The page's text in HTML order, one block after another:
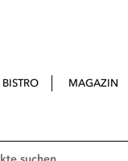
BISTRO MAGAZIN